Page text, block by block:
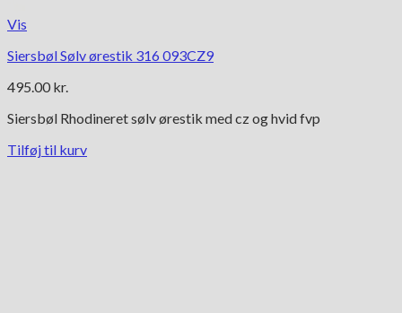
Vis
Siersbøl Sølv ørestik 316 093CZ9
495.00 kr.
Siersbøl Rhodineret sølv ørestik med cz og hvid fvp
Tilføj til kurv